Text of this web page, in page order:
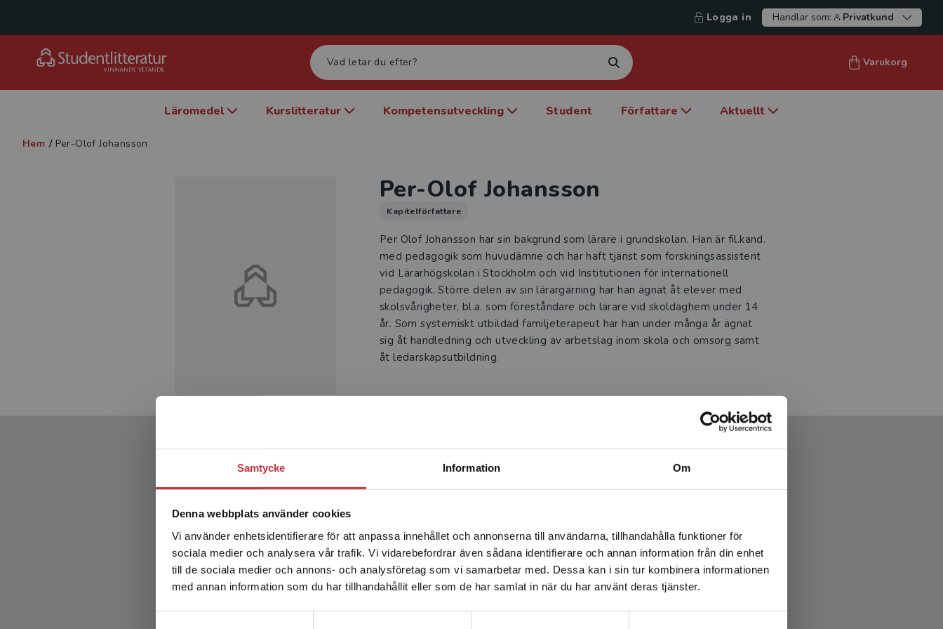
Samtycke Information Om
Denna webbplats använder cookies
Vi använder enhetsidentifierare för att anpassa innehållet och annonserna till användarna, tillhandahålla funktioner för
sociala medier och analysera vår trafik. Vi vidarebefordrar även sådana identifierare och annan information från din enhet
till de sociala medier och annons- och analysföretag som vi samarbetar med. Dessa kan i sin tur kombinera informationen
med annan information som du har tillhandahållit eller som de har samlat in när du har använt deras tjänster.
Begränsad fraktregion
Det verkar som att du besöker studentlitteratur.se via en
enhet utanför Sverige. Vi erbjuder inte leveranser utanför
Sverige. För att kunna slutföra ett köp måste
leveransadressen vara i Sverige.Läs mer
Logga in Handlar som: Privatkund
Varukorg
Läromedel Kurslitteratur Kompetensutveckling Student Författare Aktuellt
Hem / Per-Olof Johansson
Per-Olof Johansson
Kapitelförfattare
Per Olof Johansson har sin bakgrund som lärare i grundskolan. Han är fil.kand.
med pedagogik som huvudämne och har haft tjänst som forskningsassistent
vid Lärarhögskolan i Stockholm och vid Institutionen för internationell
pedagogik. Större delen av sin lärargärning har han ägnat åt elever med
skolsvårigheter, bl.a. som föreståndare och lärare vid skoldaghem under 14
år. Som systemiskt utbildad familjeterapeut har han under många år ägnat
sig åt handledning och utveckling av arbetslag inom skola och omsorg samt
åt ledarskapsutbildning.
Produkter